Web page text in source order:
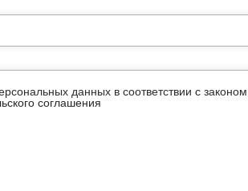
данных в соответствии с
соглашения